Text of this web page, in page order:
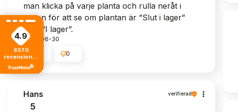
man klicka på varje planta och rulla neråt i
texten för att se om plantan är ”Slut i lager”
eller ”I lager”.
2026-06-30
0
Hans verifierad
5
4.9
6570
recensioner
från alla tider